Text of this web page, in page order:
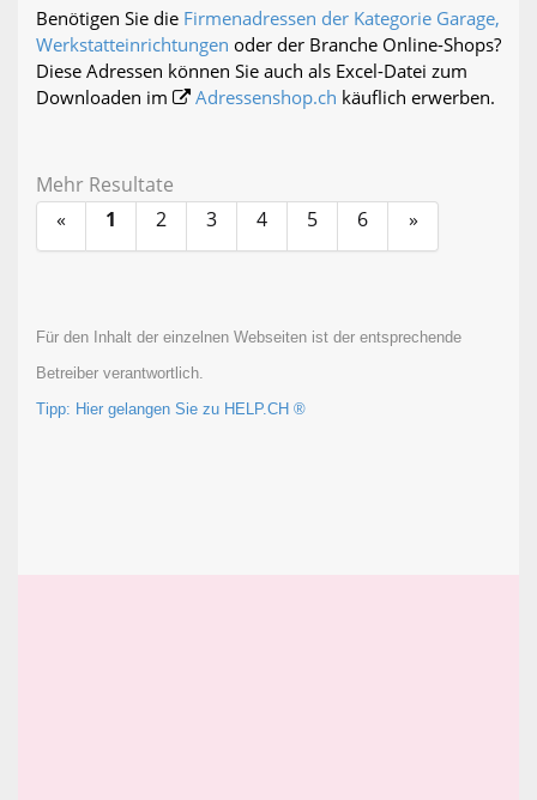
Benötigen Sie die Firmenadressen der Kategorie Garage,
Werkstatteinrichtungen oder der Branche Online-Shops?
Diese Adressen können Sie auch als Excel-Datei zum
Downloaden im
Adressenshop.ch käuflich erwerben.
Mehr Resultate
«
1 2 3 4 5 6 »
Für den Inhalt der einzelnen Webseiten ist der entsprechende
Betreiber verantwortlich.
Tipp: Hier gelangen Sie zu HELP.CH ®